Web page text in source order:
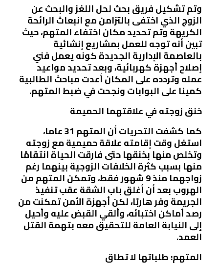
وتم تشكيل فريق بحث لحل اللغز والبحث عن
الزوج الذي اختفى بالتزامن مع انبعاث الرائحة
الكريهة وتم تحديد مكان اختفاء المتهم، حيث
تبين أنه توجه للعمل بمشاريع إنشائية
بالعاصمة الإدارية الجديدة كونه يعمل فني
إصلاح أجهزة كهربائية، وبعد تحديد مواعيد
عمله وتردده على المكان أعدت مباحث الطالبية
كمينا على البوابات ونجحت في ضبط المتهم.
خنق زوجته في علاقتهما الحميمة
كما كشفت التحريات أن المتهم 31 عاما،
استغل وقت إقامته علاقة حميمية مع زوجته
وتخلص منها بخنقها حتى فارقت الحياة انتقامًا
منها بسبب كثرة الخلافات الزوجية بينهما رغم
زواجهما منذ 9 شهور فقط، وتمكن المتهم من
الهروب بعد أن أغلق باب الشقة عقب تنفيذ
الجريمة وفر هاربًا، لكن أجهزة الأمن تمكنت من
رصد أماكن اختبائه، وألقي القبض عليه وأحيل
إلى النيابة العامة للتحقيق معه بتهمة القتل
العمد.
المتهم: طلباتها لا تطاق